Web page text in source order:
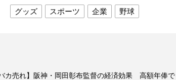
グッズ スポーツ 企業 野球
カ売れ】阪神・岡田彰布監督の経済効果 高額年俸で